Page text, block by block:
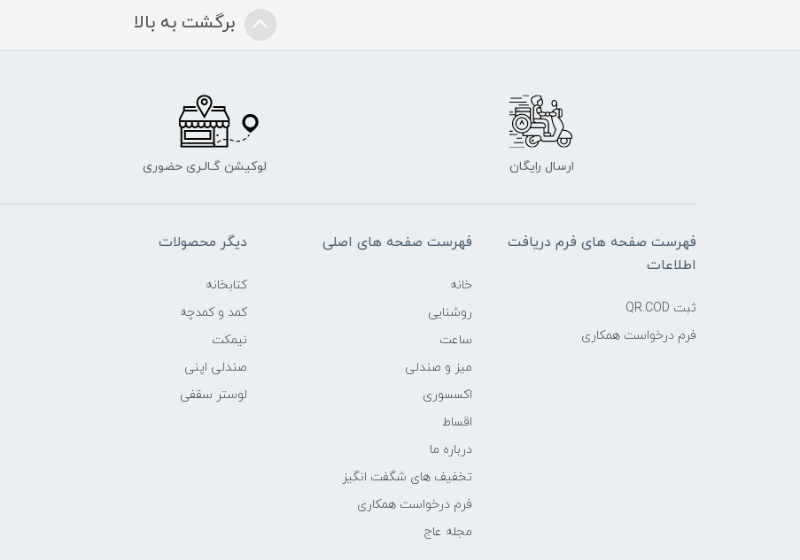
برگشت به بالا
ارسال رایگان لوکیشن گـالـری حضوری
فهرست صفحه های فرم دریافت
اطلاعات
ثبت QR.COD
فرم درخواست همکاری
فهرست صفحه های اصلی
خانه
روشنایی
ساعت
میز و صندلی
اکسسوری
اقساط
درباره ما
تخفیف های شگفت انگیز
فرم درخواست همکاری
مجله عاج
دیگر محصولات
کتابخانه
کمد و کمدچه
نیمکت
صندلی اپنی
لوستر سقفی